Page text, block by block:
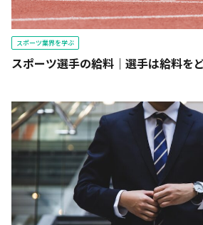
スポーツ業界を学ぶ
スポーツ選手の給料｜選手は給料を